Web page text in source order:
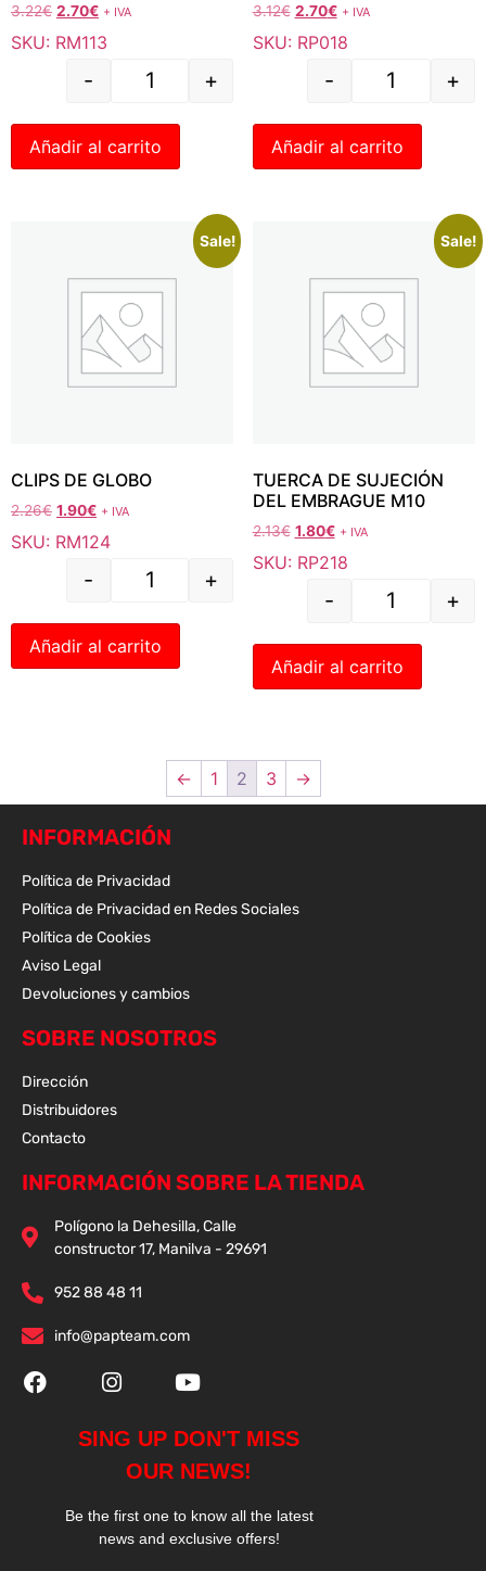
3.22€ 2.70€ + IVA
SKU: RM113
- +
Añadir al carrito
3.12€ 2.70€ + IVA
SKU: RP018
- +
Añadir al carrito
Sale!
CLIPS DE GLOBO
2.26€ 1.90€ + IVA
SKU: RM124
- +
Añadir al carrito
Sale!
TUERCA DE SUJECIÓN
DEL EMBRAGUE M10
2.13€ 1.80€ + IVA
SKU: RP218
- +
Añadir al carrito
← 1 2 3 →
INFORMACIÓN
Política de Privacidad
Política de Privacidad en Redes Sociales
Política de Cookies
Aviso Legal
Devoluciones y cambios
SOBRE NOSOTROS
Dirección
Distribuidores
Contacto
INFORMACIÓN SOBRE LA TIENDA
Polígono la Dehesilla, Calle
constructor 17, Manilva - 29691
952 88 48 11
info@papteam.com